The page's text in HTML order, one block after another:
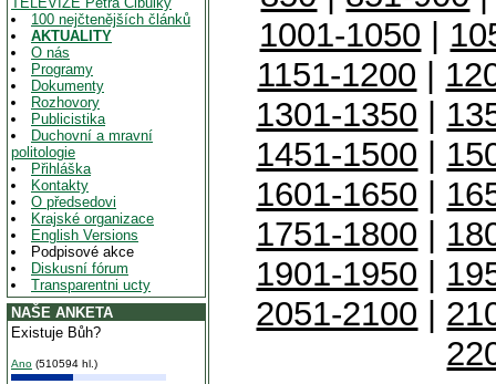
100 nejčtenějších článků
AKTUALITY
O nás
Programy
Dokumenty
Rozhovory
Publicistika
Duchovní a mravní
politologie
Přihláška
Kontakty
O předsedovi
Krajské organizace
English Versions
Podpisové akce
Diskusní fórum
Transparentni ucty
NAŠE ANKETA
Existuje Bůh?
Ano (510594 hl.)
1001-1050
1151-1200
1301-1350
1451-1500
1601-1650
1751-1800
1901-1950
2051-2100